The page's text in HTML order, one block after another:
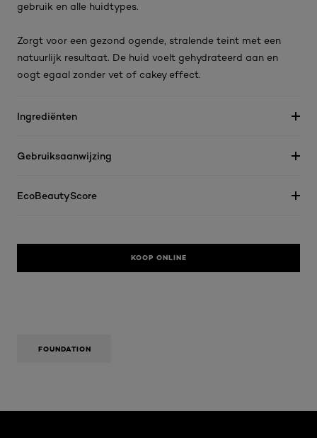
gebruik en alle huidtypes.
Zorgt voor een gezond ogende, stralende teint met een
natuurlijk resultaat. De huid voelt gehydrateerd aan en
oogt egaal zonder vet of cakey effect.
Ingrediënten
Gebruiksaanwijzing
EcoBeautyScore
KOOP ONLINE
FOUNDATION